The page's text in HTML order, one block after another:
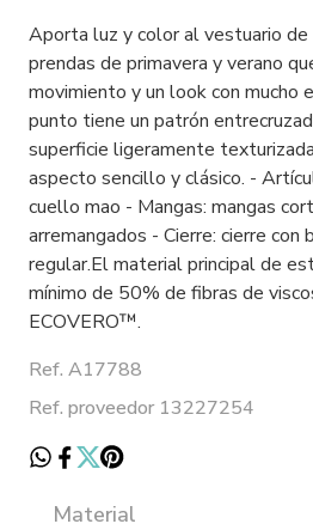
Aporta luz y color al vestuario de
prendas de primavera y verano
movimiento y un look con mucho
punto tiene un patrón
superficie ligeramente
aspecto sencillo y clásico. -
cuello mao - Mangas: mangas
arremangados - Cierre: cierre
regular.El material principal de
mínimo de 50% de fibras de
ECOVERO™.
Ref. A17788
Ref. proveedor 13227254
Material